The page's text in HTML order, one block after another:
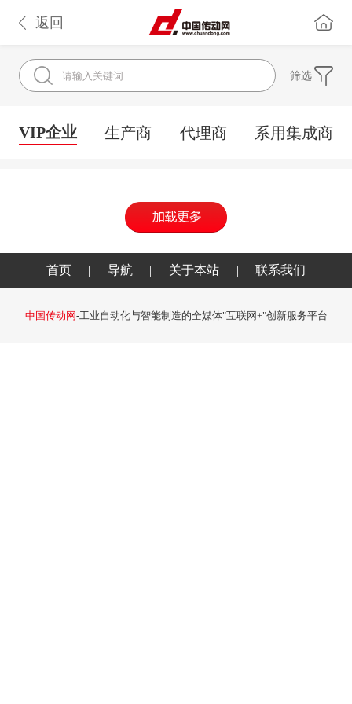
返回
筛选
VIP企业 生产商 代理商 系用集成商
首页 | 导航 | 关于本站 | 联系我们
中国传动网-工业自动化与智能制造的全媒体"互联网+"创新服务平台